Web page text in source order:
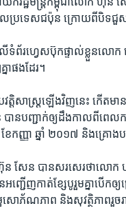
ល​ប្រទេស​ជប៉ុន​ ក្រោយ​ពី​បិទ​ជួស
ទំព័រ​ហ្វេសប៊ុកផ្ទាល់​ខ្លួន​លោក​
ា​ផង​ដែរ។
រវត្តិសាស្ត្រ​ឡើង​វិញ​នេះ​ ​កើ
ាន​បញ្ជាក់​ឲ្យដឹង​កាលពី​ពេល​
ែ​កញ្ញា​ ឆ្នាំ​ ២០១៧ ​និង​គ្រោង​
សែន​ បាន​សរសេរ​ថា​លោក​
ញ្ជើញ​កាត់​ខ្សែ​បូ​រួមគ្នា​បើក​ឲ្យ​
សោភ័ណភាព​ និង​សុវត្ថិភាព​រួច​